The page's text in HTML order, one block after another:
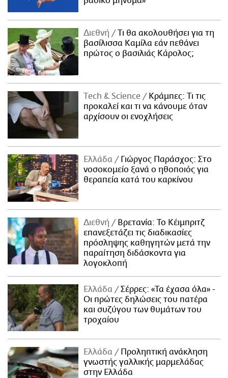
Διεθνή
Τι θα ακολουθήσει για τη
βασίλισσα Καμίλα εάν πεθάνει
πρώτος ο βασιλιάς Κάρολος;
Τech & Science
Κράμπες: Τι τις
προκαλεί και τι να κάνουμε όταν
αρχίσουν οι ενοχλήσεις
Ελλάδα
Γιώργος Παράσχος: Στο
νοσοκομείο ξανά ο ηθοποιός για
θεραπεία κατά του καρκίνου
Διεθνή
Βρετανία: Το Κέιμπριτζ
επανεξετάζει τις διαδικασίες
πρόσληψης καθηγητών μετά την
παραίτηση διδάσκοντα για
λογοκλοπή
Ελλάδα
Σέρρες: «Τα έχασα όλα» -
Οι πρώτες δηλώσεις του πατέρα
και συζύγου των θυμάτων του
τροχαίου
Ελλάδα
Προληπτική ανάκληση
γνωστής γαλλικής μαρμελάδας
στην Ελλάδα